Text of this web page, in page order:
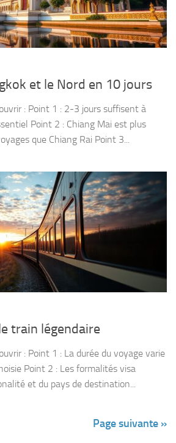
et le Nord en 10 jours
: Point 1 : 2-3 jours suffisent à
Point 2 : Chiang Mai est plus
que Chiang Rai Point 3...
train légendaire
: Point 1 : La durée du voyage varie
Point 2 : Les formalités visa
et du pays de destination...
Page suivante »